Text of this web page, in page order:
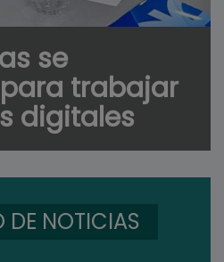
se
trabajar
digitales
DE NOTICIAS